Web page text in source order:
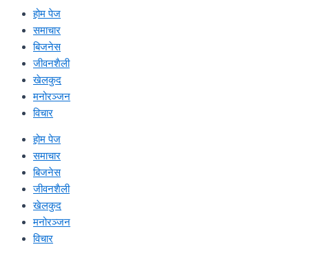
होम पेज
समाचार
बिजनेस
जीवनशैली
खेलकुद
मनोरञ्जन
विचार
होम पेज
समाचार
बिजनेस
जीवनशैली
खेलकुद
मनोरञ्जन
विचार